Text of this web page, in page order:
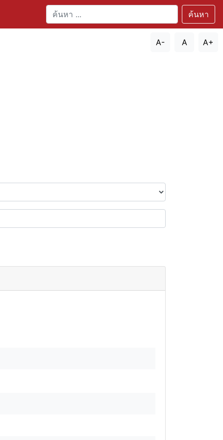
ค้นหา
A- A A+